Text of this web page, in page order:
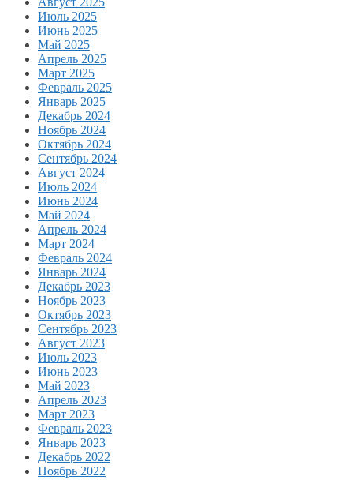
Июль 2025
Июнь 2025
Май 2025
Апрель 2025
Март 2025
Февраль 2025
Январь 2025
Декабрь 2024
Ноябрь 2024
Октябрь 2024
Сентябрь 2024
Август 2024
Июль 2024
Июнь 2024
Май 2024
Апрель 2024
Март 2024
Февраль 2024
Январь 2024
Декабрь 2023
Ноябрь 2023
Октябрь 2023
Сентябрь 2023
Август 2023
Июль 2023
Июнь 2023
Май 2023
Апрель 2023
Март 2023
Февраль 2023
Январь 2023
Декабрь 2022
Ноябрь 2022